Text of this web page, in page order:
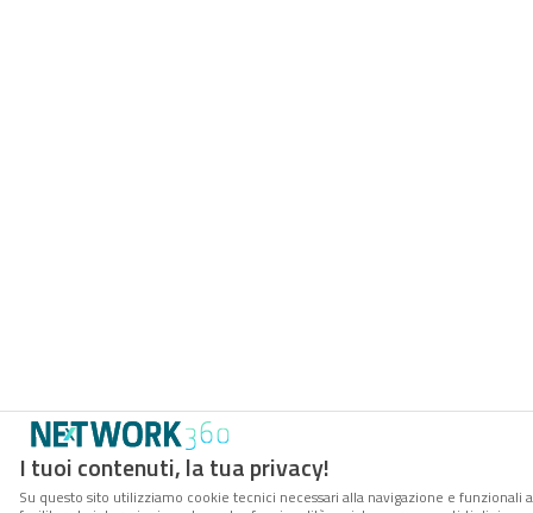
I tuoi contenuti, la tua privacy!
Su questo sito utilizziamo cookie tecnici necessari alla navigazione e